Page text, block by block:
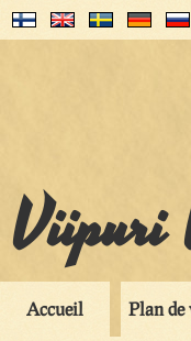
Viipuri
Accueil Plan